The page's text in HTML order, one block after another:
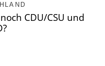
CDU/CSU und